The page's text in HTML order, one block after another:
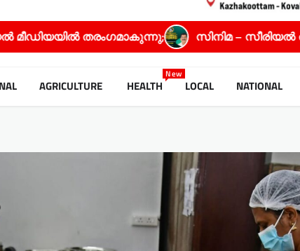
സിനിമ – സീരിയൽ താരം സണ്ണി
AGRICULTURE HEALTH
New
LOCAL NATIONAL